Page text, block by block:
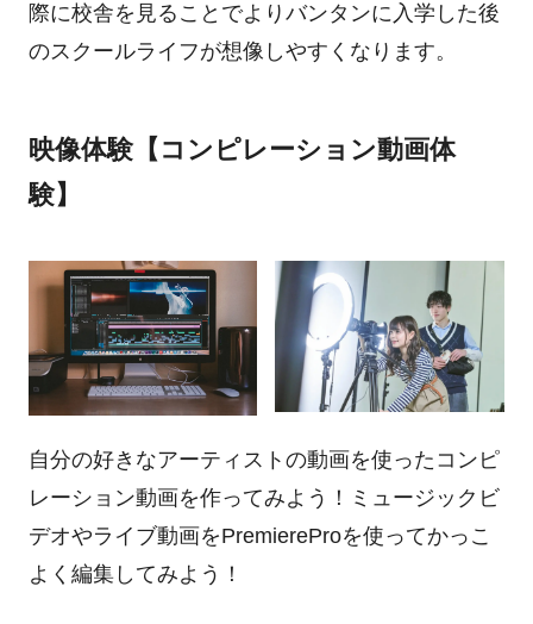
際に校舎を見ることでよりバンタンに入学した後
のスクールライフが想像しやすくなります。
映像体験【コンピレーション動画体
験】
自分の好きなアーティストの動画を使ったコンピ
レーション動画を作ってみよう！ミュージックビ
デオやライブ動画をPremiereProを使ってかっこ
よく編集してみよう！